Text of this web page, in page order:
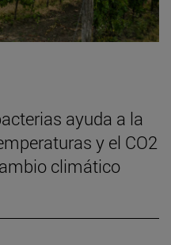
ayuda a la
y el CO2
climático